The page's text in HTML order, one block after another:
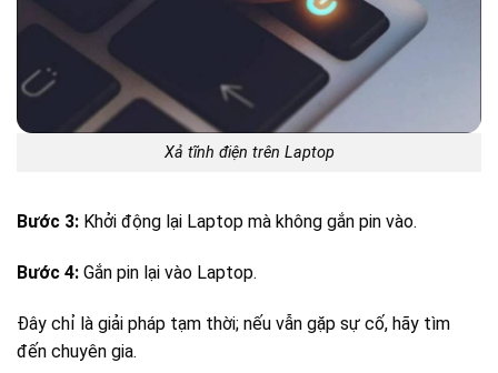
Xả tĩnh điện trên Laptop
Bước 3: Khởi động lại Laptop mà không gắn pin vào.
Bước 4: Gắn pin lại vào Laptop.
Đây chỉ là giải pháp tạm thời; nếu vẫn gặp sự cố, hãy tìm
đến chuyên gia.